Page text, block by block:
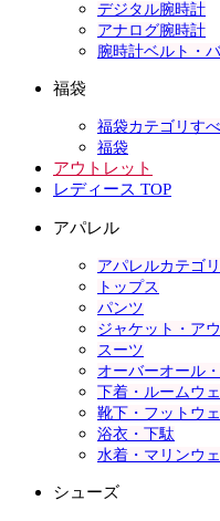
デジタル腕時計
アナログ腕時計
腕時計ベルト・
福袋
福袋カテゴリす
福袋
アウトレット
レディース TOP
アパレル
アパレルカテゴ
トップス
パンツ
ジャケット・ア
スーツ
オーバーオール
下着・ルームウ
靴下・フットウ
浴衣・下駄
水着・マリンウ
シューズ